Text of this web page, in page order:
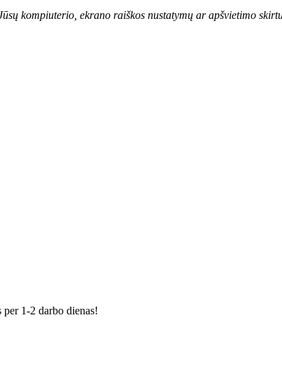
kompiuterio, ekrano raiškos nustatymų ar apšvietimo
per 1-2 darbo dienas!